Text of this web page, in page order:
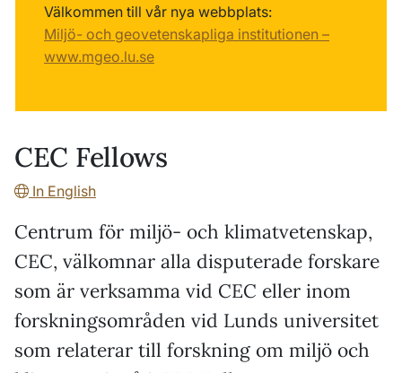
Välkommen till vår nya webbplats:
Miljö- och geovetenskapliga institutionen –
www.mgeo.lu.se
CEC Fellows
In English
Centrum för miljö- och klimatvetenskap,
CEC, välkomnar alla disputerade forskare
som är verksamma vid CEC eller inom
forskningsområden vid Lunds universitet
som relaterar till forskning om miljö och